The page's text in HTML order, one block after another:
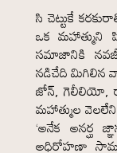
సి చెట్టుకే
ఒక మహాత్ముని
సమాజానికి
నడిచేది మిగిలిన
జోన్, గెలీలియో,
మహాత్ముల
‘అనేక అనర్ఘ
అధిరోహణా